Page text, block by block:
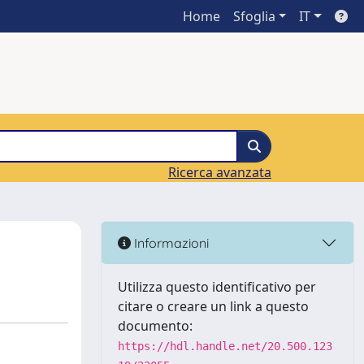
Home Sfoglia IT
Ricerca avanzata
Informazioni
Utilizza questo identificativo per
citare o creare un link a questo
documento:
https://hdl.handle.net/20.500.123